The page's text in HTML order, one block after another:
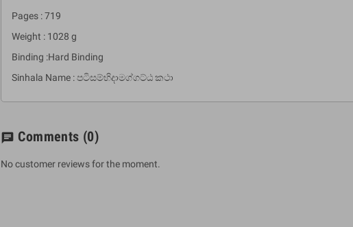
Poth Wahanse
Rs 2,250.00 Rs 2,500.00 -10%
Pages : 719
Weight : 1028 g
Binding :Hard Binding
Sinhala Name : පටිසම්භිදාමග්ගට්ඨ කථා
chat Comments (0)
No customer reviews for the moment.